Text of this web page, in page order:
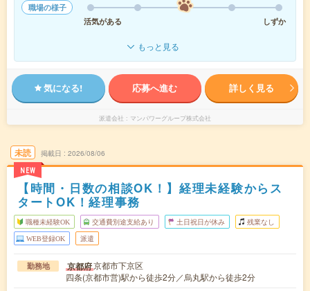
職場の様子
活気がある
しずか
もっと見る
気になる! 応募へ進む 詳しく見る
派遣会社 マンパワーグループ株式会社
未読
NEW
掲載日 2026/08/06
【時間・日数の相談OK！】経理未経験からス
タートOK！経理事務
職種未経験OK 交通費別途支給あり 土日祝日が休み 残業なし
WEB登録OK 派遣
勤務地 京都府京都市下京区
四条(京都市営)駅から徒歩2分／烏丸駅から徒歩2分